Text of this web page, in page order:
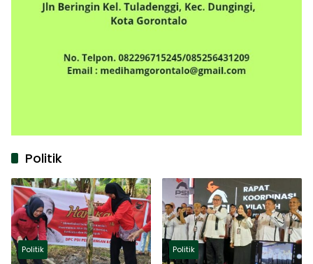
Politik
Politik Politik